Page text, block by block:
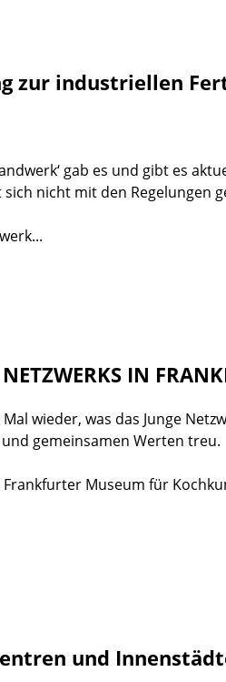
zur industriellen
gab es und gibt es
sich nicht mit den Regelungen
IN
wieder, was das Junge
gemeinsamen Werten treu.
Museum für
und